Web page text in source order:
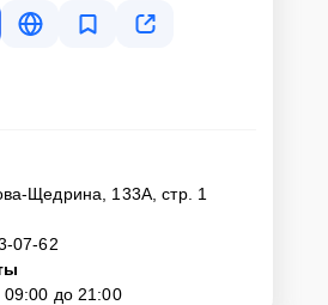
он может заказать курьерскую
мастера. Специалист приедет в
в сервисный
привезти устройство на
этого нужно позвонить по телефону
заявку, согласовать удобное время и
ул. Салтыкова-Щедрина, 133А, стр.
Щедрина, 133А, стр. 1
07-62
09:00 до 21:00